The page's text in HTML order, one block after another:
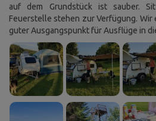
auf dem Grundstück ist sauber.
Feuerstelle stehen zur Verfügung. Wir
guter Ausgangspunkt für Ausflüge in